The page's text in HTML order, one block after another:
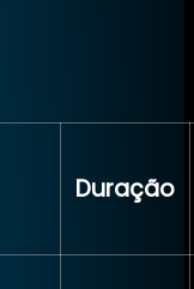
Duração